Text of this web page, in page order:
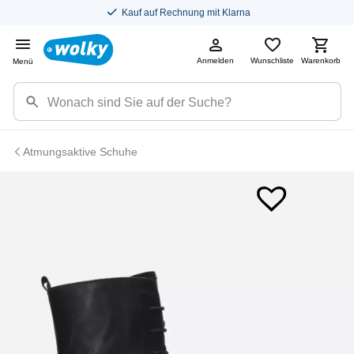
Kauf auf Rechnung mit Klarna
Menü Anmelden Wunschliste Warenkorb
Atmungsaktive Schuhe